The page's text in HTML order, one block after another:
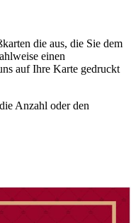
die aus, die Sie dem
einen
auf Ihre Karte gedruckt
Anzahl oder den